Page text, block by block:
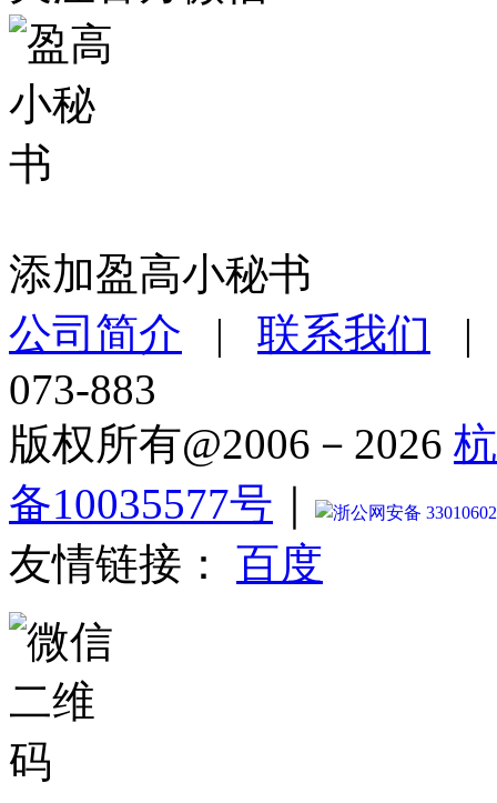
添加盈高小秘书
公司简介 | 联系我们
073-883
版权所有@2006－2026
备10035577号
浙公网安备
友情链接： 百度